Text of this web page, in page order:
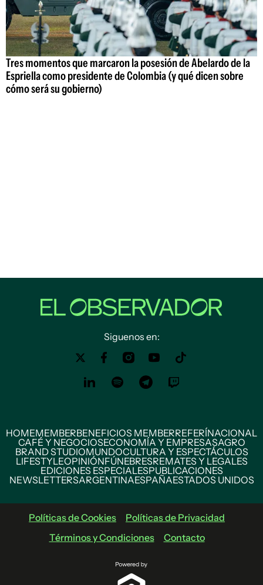
Tres momentos que marcaron la posesión de Abelardo de la
Espriella como presidente de Colombia (y qué dicen sobre
cómo será su gobierno)
Siguenos en:
HOMEMEMBERBENEFICIOS MEMBERREFERÍNACIONAL
CAFÉ Y NEGOCIOSECONOMÍA Y EMPRESASAGRO
BRAND STUDIOMUNDOCULTURA Y ESPECTÁCULOS
LIFESTYLEOPINIÓNFÚNEBRESREMATES Y LEGALES
EDICIONES ESPECIALESPUBLICACIONES
NEWSLETTERSARGENTINAESPAÑAESTADOS UNIDOS
Políticas de Cookies
Políticas de Privacidad
Términos y Condiciones
Contacto